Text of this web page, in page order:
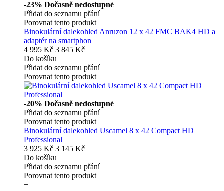
-23% Dočasně nedostupné
Přidat do seznamu přání
Porovnat tento produkt
Binokulární dalekohled Anruzon 12 x 42 FMC BAK4 HD a
adaptér na smartphon
4 995 Kč 3 845 Kč
Do košíku
Přidat do seznamu přání
Porovnat tento produkt
-20% Dočasně nedostupné
Přidat do seznamu přání
Porovnat tento produkt
Binokulární dalekohled Uscamel 8 x 42 Compact HD
Professional
3 925 Kč 3 145 Kč
Do košíku
Přidat do seznamu přání
Porovnat tento produkt
+